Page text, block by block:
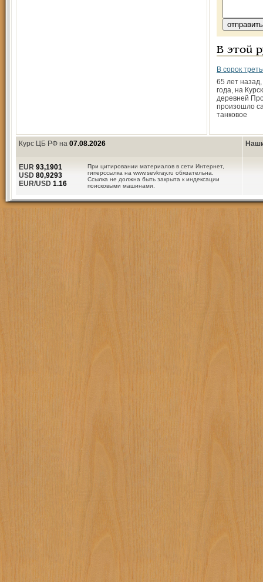
В этой
В сорок
65 лет
года, на
деревней
произошло
танковое
Курс ЦБ РФ на 07.08.2026
При цитировании материалов в сети Интернет,
гиперссылка на www.sevkray.ru обязательна.
Ссылка не должна быть закрыта к индексации
поисковыми машинами.
EUR 93,1901
USD 80,9293
EUR/USD 1.16